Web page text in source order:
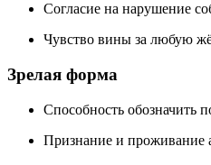
Согласие на нарушение
Чувство вины за любую
Зрелая форма
Способность обозначить
Признание и проживание